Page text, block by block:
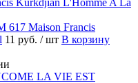
617 Maison Francis
11 руб. / шт В корзину